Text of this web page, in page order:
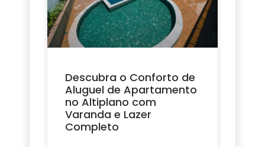
Descubra o Conforto de
Aluguel de Apartamento
no Altiplano com
Varanda e Lazer
Completo